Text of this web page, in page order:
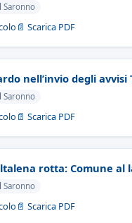
Saronno
📄 Scarica PDF
nell’invio degli
Saronno
📄 Scarica PDF
rotta: Comune
Saronno
📄 Scarica PDF